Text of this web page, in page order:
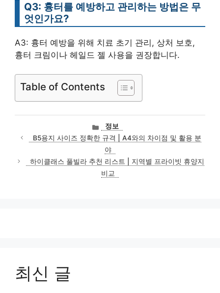
Q3: 흉터를 예방하고 관리하는 방법은 무
엇인가요?
A3: 흉터 예방을 위해 치료 초기 관리, 상처 보호,
흉터 크림이나 헤일드 젤 사용을 권장합니다.
Table of Contents
카
테
고
리
정보
B5용지 사이즈 정확한 규격 | A4와의 차이점 및 활용 분
야
하이클래스 풀빌라 추천 리스트 | 지역별 프라이빗 휴양지
비교
최신 글